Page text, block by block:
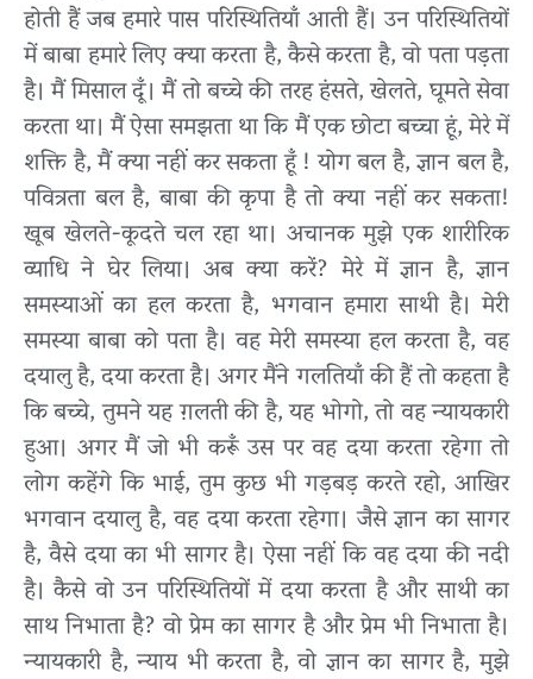
होती हैं जब हमारे पास परिस्थितियाँ आती हैं। उन परिस्थितियों
में बाबा हमारे लिए क्या करता है, कैसे करता है, वो पता पड़ता
है। मैं मिसाल दूँ। मैं तो बच्चे की तरह हंसते, खेलते, घूमते सेवा
करता था। मैं ऐसा समझता था कि मैं एक छोटा बच्चा हूं, मेरे में
शक्ति है, मैं क्या नहीं कर सकता हूँ ! योग बल है, ज्ञान बल है,
पवित्रता बल है, बाबा की कृपा है तो क्या नहीं कर सकता!
खूब खेलते-कूदते चल रहा था। अचानक मुझे एक शारीरिक
व्याधि ने घेर लिया। अब क्या करें? मेरे में ज्ञान है, ज्ञान
समस्याओं का हल करता है, भगवान हमारा साथी है। मेरी
समस्या बाबा को पता है। वह मेरी समस्या हल करता है, वह
दयालु है, दया करता है। अगर मैंने गलतियाँ की हैं तो कहता है
कि बच्चे, तुमने यह ग़लती की है, यह भोगो, तो वह न्यायकारी
हुआ। अगर मैं जो भी करूँ उस पर वह दया करता रहेगा तो
लोग कहेंगे कि भाई, तुम कुछ भी गड़बड़ करते रहो, आखिर
भगवान दयालु है, वह दया करता रहेगा। जैसे ज्ञान का सागर
है, वैसे दया का भी सागर है। ऐसा नहीं कि वह दया की नदी
है। कैसे वो उन परिस्थितियों में दया करता है और साथी का
साथ निभाता है? वो प्रेम का सागर है और प्रेम भी निभाता है।
न्यायकारी है, न्याय भी करता है, वो ज्ञान का सागर है, मुझे